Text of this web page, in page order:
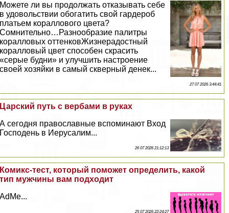
Можете ли вы продолжать отказывать себе
в удовольствии обогатить свой гардероб
платьем кораллового цвета?
Сомнительно…Разнообразие палитры
коралловых оттенковЖизнерадостный
коралловый цвет способен скрасить
«серые будни» и улучшить настроение
своей хозяйки в самый скверный денек...
27 07 2026 3:44:41
Царский путь с вербами в руках
А сегодня православные вспоминают Вход
Господень в Иерусалим...
26 07 2026 21:12:13
Комикс-тест, который поможет определить, какой
тип мужчины вам подходит
AdMe...
25 07 2026 22:24:27